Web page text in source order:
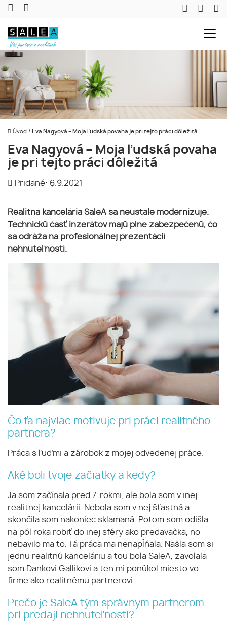
Úvod / Eva Nagyová – Moja ľudská povaha je pri tejto práci dôležitá
Eva Nagyová – Moja ľudská povaha
je pri tejto práci dôležitá
Pridané: 6.9.2021
Realitná kancelária SaleA sa neustále modernizuje.
Technickú časť inzerátov majú plne zabezpečenú, čo
sa odráža na profesionálnej prezentácií
nehnuteľností.
Čo ťa najviac motivuje pri práci realitného
partnera?
Práca s ľuďmi a zárobok z mojej odvedenej práce.
Aké boli tvoje začiatky a kedy?
Ja som začínala pred 7. rokmi, ale bola som v inej
realitnej kancelárii. Nebola som v nej šťastná a
skončila som nakoniec sklamaná. Potom som odišla
na pól roka robiť do inej sféry ako predavačka, no
nebavilo ma to. Tá práca ma nenapĺňala. Našla som si
jednu realitnú kanceláriu a tou bola SaleA, zavolala
som Dankovi Gallikovi a ten mi ponúkol miesto vo
firme ako realitnému partnerovi.
Prečo je SaleA tým správnym partnerom
pri predaji nehnuteľnosti?